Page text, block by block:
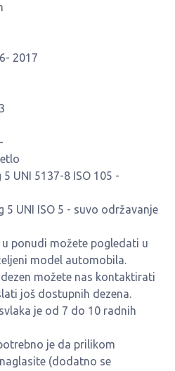
2017
UNI 5137-8 ISO 105 -
5 UNI ISO 5 - suvo održavanje
ponudi možete pogledati u
model automobila.
možete nas kontaktirati
još dostupnih dezena.
je od 7 do 10 radnih
je da prilikom
(dodatno se